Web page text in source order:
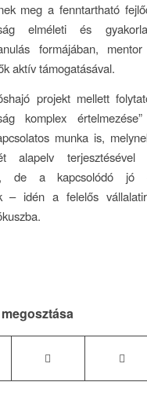
meg a fenntartható
elméleti és
formájában,
aktív támogatásával.
projekt mellett
komplex
munka is,
terjesztésével
de a kapcsolódó jó
– idén a felelős